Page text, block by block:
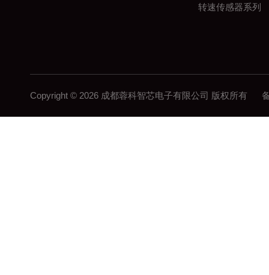
转速传感器系列
Copyright © 2026 成都蓉科智芯电子有限公司 版权所有